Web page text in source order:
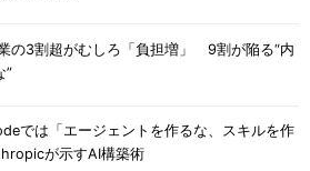
の3割超がむしろ「負担増」 9割が陥る“内
”
では「エージェントを作るな、スキルを作
が示すAI構築術